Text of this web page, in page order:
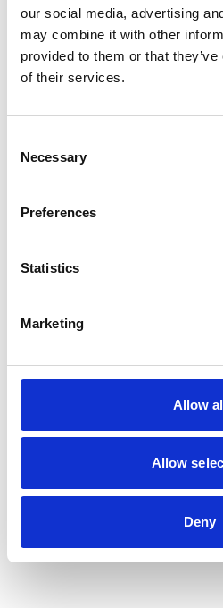
our social media, advertising
may combine it with other
provided to them or that
of their services.
Selection
Necessary
Preferences
Statistics
Marketing
Allow
Allow
Deny
KAPRO
VATTENPASS TORPEDO
923 25CM
VINKELHAKE LEDGEND
127